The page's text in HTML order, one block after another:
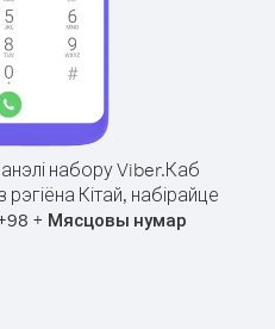
набору Viber.Каб
рэгіёна Кітай, набірайце
98 + Мясцовы нумар